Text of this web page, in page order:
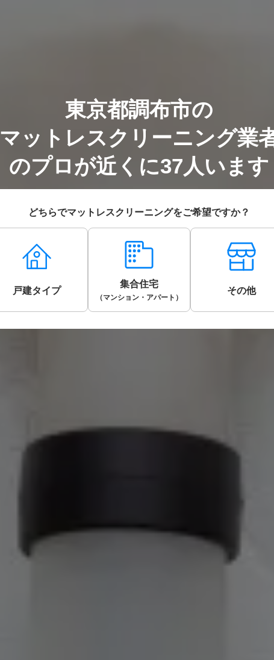
東京都調布市の
マットレスクリーニング業
のプロが近くに37人います
どちらでマットレスクリーニングをご希望ですか？
戸建タイプ
集合住宅
（マンション・アパート）
その他